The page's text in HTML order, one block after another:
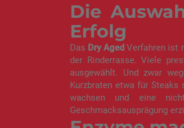
Die
Erfolg
Das Dry Aged Verfahren ist
der Rinderrasse. Viele
ausgewählt. Und zwar
Kurzbraten etwa für Steaks
wachsen und eine
Geschmacksausprägung